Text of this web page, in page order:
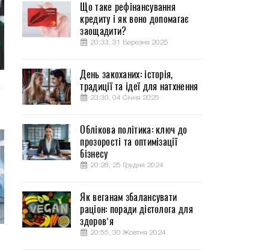
Що таке рефінансування
кредиту і як воно допомагає
заощадити?
20:33, 31 Березня 2025
День закоханих: історія,
традиції та ідеї для натхнення
23:30, 04 Січня 2025
Облікова політика: ключ до
прозорості та оптимізації
бізнесу
20:28, 25 Грудня 2024
Як веганам збалансувати
раціон: поради дієтолога для
здоров’я
20:55, 30 Жовтня 2024